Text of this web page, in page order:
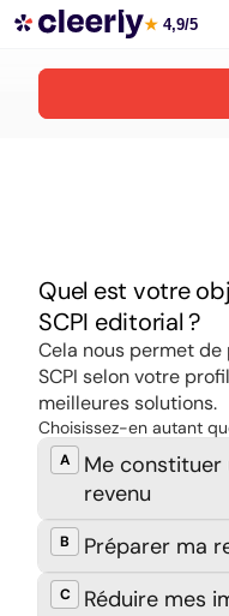
Souscrire aux meilleures
★ 4,9/5